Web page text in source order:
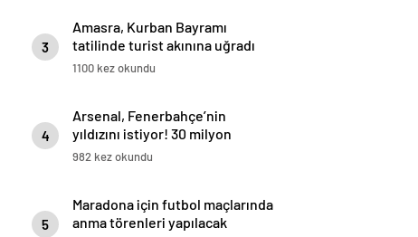
3
Amasra, Kurban Bayramı
tatilinde turist akınına uğradı
1100 kez okundu
4
Arsenal, Fenerbahçe’nin
yıldızını istiyor! 30 milyon
Euro…
982 kez okundu
5
Maradona için futbol maçlarında
anma törenleri yapılacak